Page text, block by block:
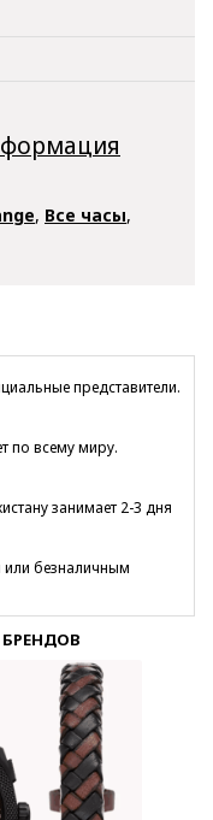
, Все часы,
представители.
по всему миру.
занимает 2-3 дня
безналичным